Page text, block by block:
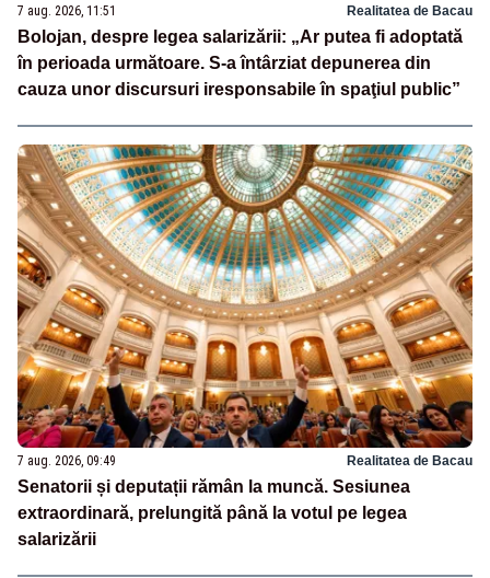
7 aug. 2026, 11:51 Realitatea de Bacau
Bolojan, despre legea salarizării: „Ar putea fi adoptată
în perioada următoare. S-a întârziat depunerea din
cauza unor discursuri iresponsabile în spaţiul public”
7 aug. 2026, 09:49 Realitatea de Bacau
Senatorii și deputații rămân la muncă. Sesiunea
extraordinară, prelungită până la votul pe legea
salarizării